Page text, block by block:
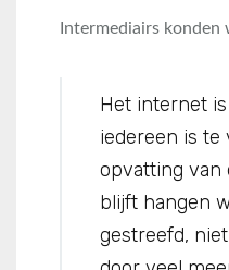
Intermediairs konden
Het internet
iedereen is te
opvatting van
blijft hangen
gestreefd,